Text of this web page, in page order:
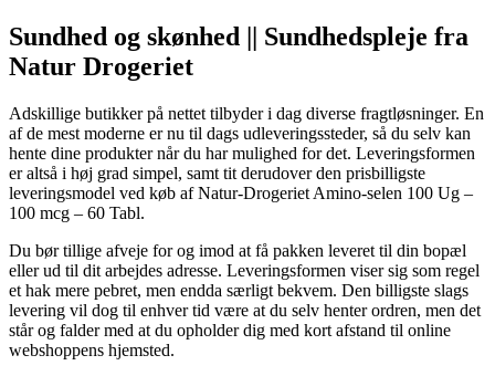
Sundhed og skønhed || Sundhedspleje fra
Natur Drogeriet
Adskillige butikker på nettet tilbyder i dag diverse fragtløsninger. En
af de mest moderne er nu til dags udleveringssteder, så du selv kan
hente dine produkter når du har mulighed for det. Leveringsformen
er altså i høj grad simpel, samt tit derudover den prisbilligste
leveringsmodel ved køb af Natur-Drogeriet Amino-selen 100 Ug –
100 mcg – 60 Tabl.
Du bør tillige afveje for og imod at få pakken leveret til din bopæl
eller ud til dit arbejdes adresse. Leveringsformen viser sig som regel
et hak mere pebret, men endda særligt bekvem. Den billigste slags
levering vil dog til enhver tid være at du selv henter ordren, men det
står og falder med at du opholder dig med kort afstand til online
webshoppens hjemsted.